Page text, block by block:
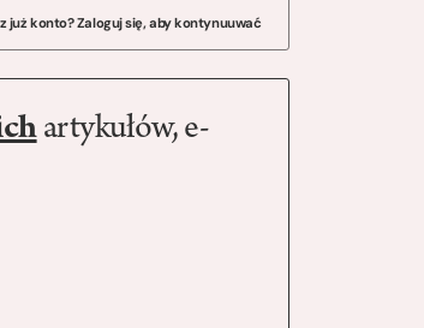
już konto? Zaloguj się, aby kontynuuwać
artykułów, e-